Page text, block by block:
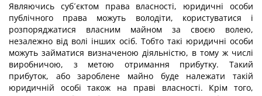
Являючись суб´єктом права власності, юридичні особи
публічного права можуть володіти, користуватися і
розпоряджатися власним майном за своєю волею,
незалежно від волі інших осіб. Тобто такі юридичні особи
можуть займатися визначеною діяльністю, в тому ж числі
виробничою, з метою отримання прибутку. Такий
прибуток, або зароблене майно буде належати такій
юридичній особі також на праві власності. Крім того,